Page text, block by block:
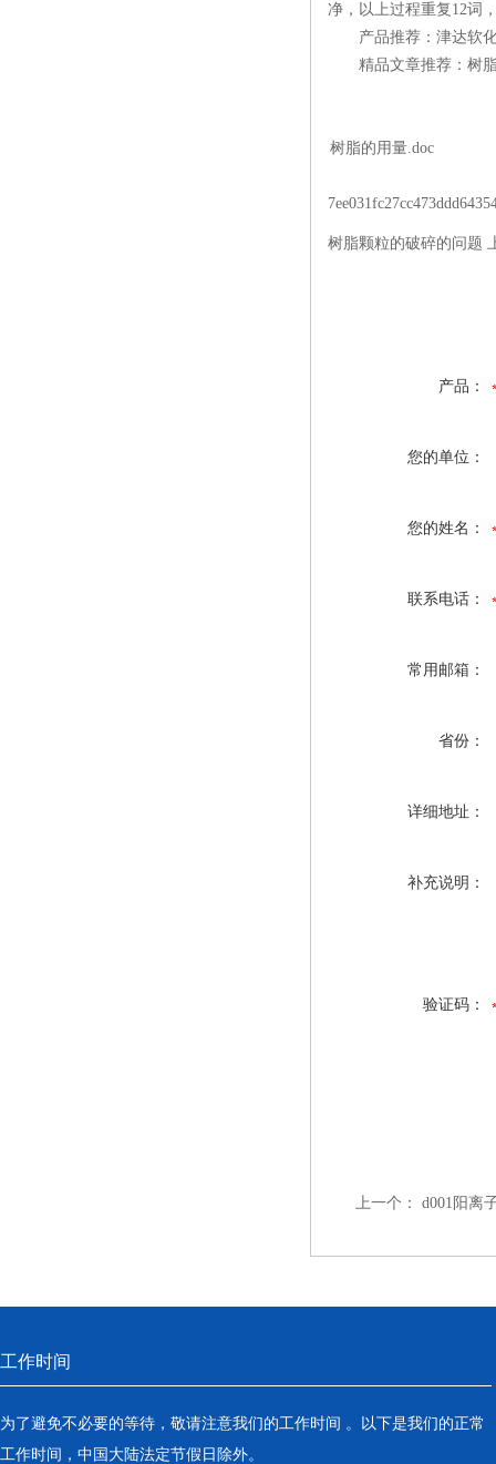
净，以上过程重复12词
产品推荐：津达软化
精品文章推荐：树脂
树脂的用量.doc
树脂颗粒的破碎的问题
产品：
您的单位：
您的姓名：
联系电话：
常用邮箱：
省份：
详细地址：
补充说明：
验证码：
上一个： d001阳离
工作时间
为了避免不必要的等待，敬请注意我们的工作时间 。以下是我们的正常
工作时间，中国大陆法定节假日除外。